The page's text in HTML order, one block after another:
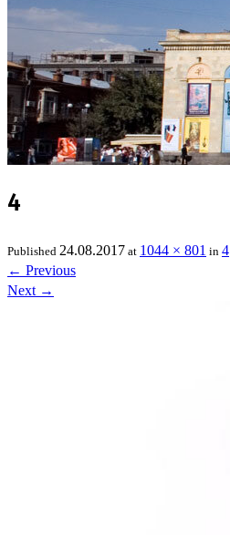
4
Published 24.08.2017 at 1044 × 801 in 4
← Previous
Next →